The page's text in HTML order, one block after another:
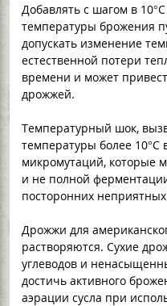
Добавлять с шагом в
температуры брожения
допускать изменение
естественной потери
времени и может
дрожжей.
Температурный шок,
температуры более 10°C
микромутаций, которые
и не полной
посторонних
Дрожжи для
растворяются. Сухие
углеводов и
достичь активного
аэрации сусла при